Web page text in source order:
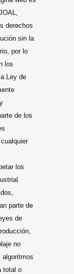
derechos
sin la
por lo
los
Ley de
de los
los
parte de
de
no
algoritmos
total o